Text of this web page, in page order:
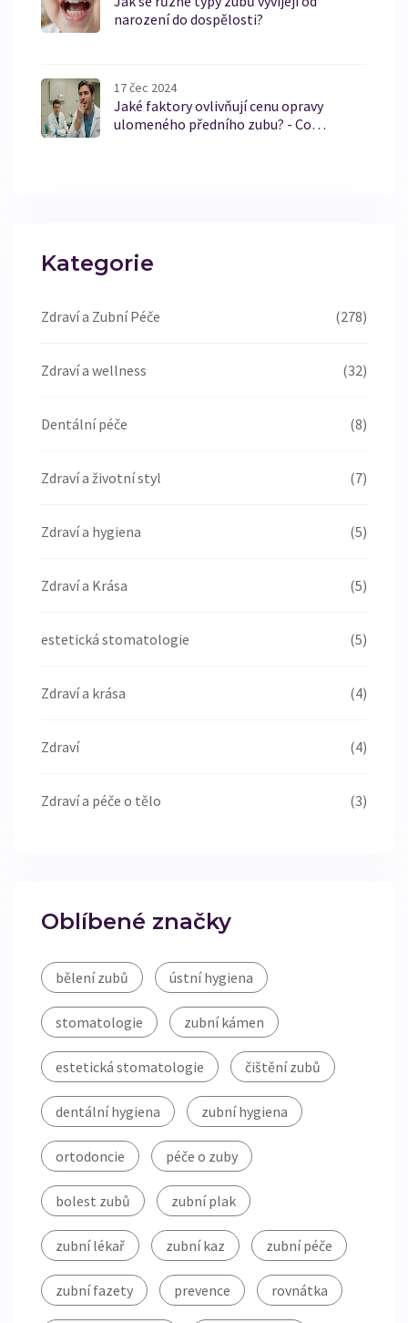
narození do dospělosti?
17 čec 2024
Jaké faktory ovlivňují cenu opravy
ulomeného předního zubu? - Co
Kategorie
Zdraví a Zubní Péče (278)
Zdraví a wellness (32)
Dentální péče (8)
Zdraví a životní styl (7)
Zdraví a hygiena (5)
Zdraví a Krása (5)
estetická stomatologie (5)
Zdraví a krása (4)
Zdraví (4)
Zdraví a péče o tělo (3)
Oblíbené značky
bělení zubů ústní hygiena
stomatologie zubní kámen
estetická stomatologie čištění zubů
dentální hygiena zubní hygiena
ortodoncie péče o zuby
bolest zubů zubní plak
zubní lékař zubní kaz zubní péče
zubní fazety prevence rovnátka